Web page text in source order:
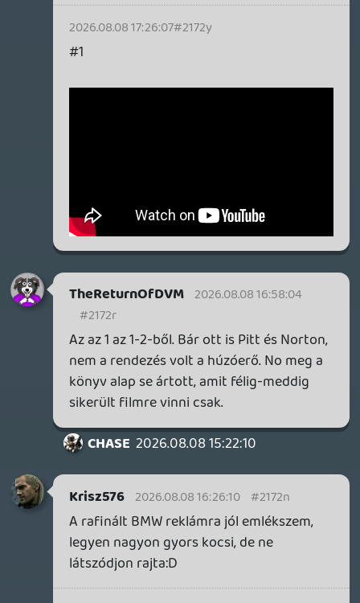
CHASE 2026.08.08 15:44:21
Én értem a zsigerbe hatoló akció
jelentőségét, én erre írom hogy nekem a
Tenet volt ilyen, zsigerbe hatoló.
Nem véletlenül szeretem azt a filmet, nem
csak úgy véletlenül.
Krisz576 2026.08.08 15:24:48
Krisz576
Titanic-kal tudod, hogy elfogult vagyok.
Bő 3 óra kaland, románc, túlélés és dráma.
nagyszabású, és eleve érzelmek a lényege,
én meg fogékony is voltam rá.
No Way Home nagyon jó szuperhős film,
de nem érintett meg közel sem ennyire.
Amúgy akkor már Végtelen háború vége